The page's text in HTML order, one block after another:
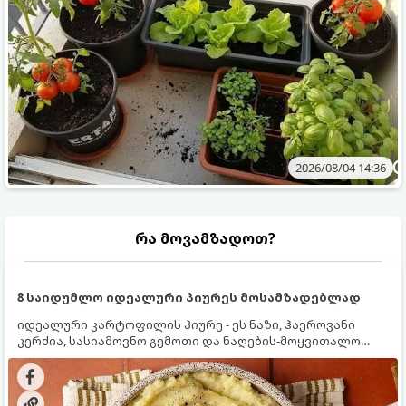
2026/08/04 14:36
რა მოვამზადოთ?
8 საიდუმლო იდეალური პიურეს მოსამზადებლად
იდეალური კარტოფილის პიურე - ეს ნაზი, ჰაეროვანი
კერძია, სასიამოვნო გემოთი და ნაღების-მოყვითალო
ფერით. მისი მომზადება ძალიან მარტივია, მაგრამ
არსებობს რამდენიმე საიდუმლო, რომლებიც უნდა
იცოდეთ, რომ პიურე იდეალურად გემრიელი გამოვიდეს.